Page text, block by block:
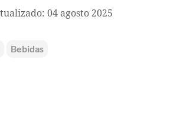
04 agosto 2025
Bebidas